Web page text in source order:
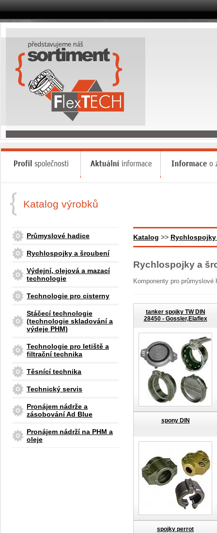
Katalog výrobků
Průmyslové hadice
Rychlospojky a šroubení
Výdejní, olejová a mazací
technologie
Technologie pro cisterny
Stáčecí technologie
(technologie skladování a
výdeje PHM)
Technologie pro letiště a
filtrační technika
Těsnící technika
Technický servis
Pronájem nádrže a
zásobování Ad Blue
Pronájem nádrží na PHM a
oleje
Katalog >>
Rychlospojky a
Komponenty pro
tanker spojky TW DIN
28450 - Gossler,Elaflex
spony DIN
spojky perrot